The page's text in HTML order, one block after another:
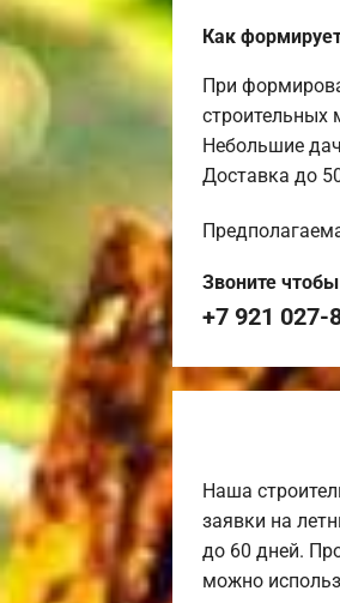
Как
При
строительных
Небольшие
Доставка до
Звоните
+7 921 027-
Наша
заявки на
до 60 дней.
можно